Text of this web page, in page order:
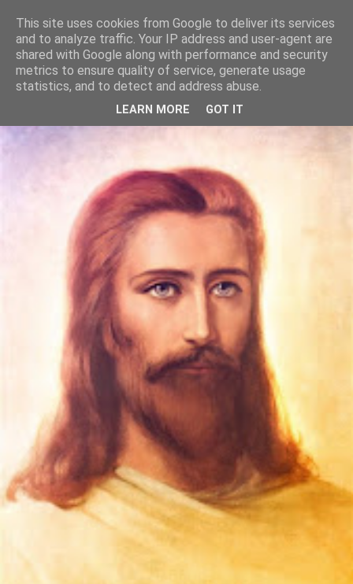
Szívtánc
Itt vagyunk, most, te és én. Együtt. Táncolunk. A lelkünk
This site uses cookies from Google to deliver its services
and to analyze traffic. Your IP address and user-agent are
shared with Google along with performance and security
metrics to ensure quality of service, generate usage
statistics, and to detect and address abuse.
LEARN MORE GOT IT